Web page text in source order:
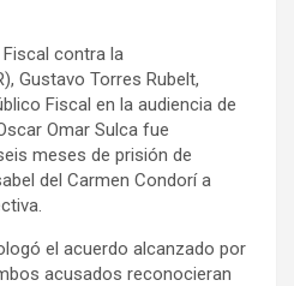
Fiscal contra la
Gustavo Torres Rubelt,
Fiscal en la audiencia de
Omar Sulca fue
meses de prisión de
del Carmen Condorí a
el acuerdo alcanzado por
acusados reconocieran